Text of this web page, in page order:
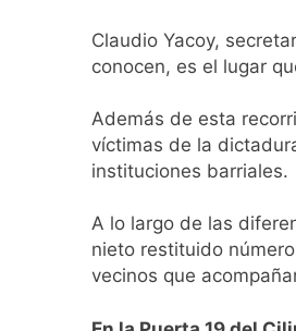
Claudio Yacoy,
conocen, es el lugar
Además de esta
víctimas de la
instituciones barriales.
A lo largo de las
nieto restituido
vecinos que